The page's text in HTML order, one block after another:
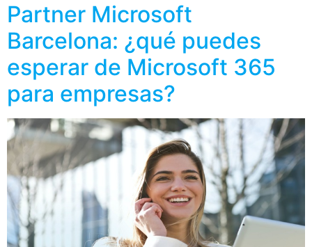
Partner Microsoft
Barcelona: ¿qué puedes
esperar de Microsoft 365
para empresas?